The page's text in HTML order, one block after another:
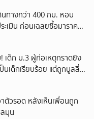
ทางกว่า 400 กม. หอบ
ะเมิน ก่อนเฉลยซื้อมาราคา
เด็ก ม.3 ผู้ก่อเหตุกราดยิง
นเด็กเรียบร้อย แต่ถูกบูลลี่
กลายเป็นแรงแค้น จนก่อ
าตัวรอด หลังเห็นเพื่อนถูก
มุน